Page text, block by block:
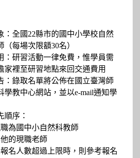
：全國 22縣市的國中小學校自然
（每場次限額30名）
：研習活動一律免費，惟學員需
家裡至研習地點來回交通費用
：錄取名單將公佈在國立臺灣師
學教中心網站 ，並以e-mail通知學
順序：
為國中小自然科教師
的現職老師
名人數超過上限時，則參考報名